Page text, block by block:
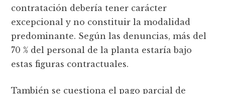
contratación debería tener carácter
excepcional y no constituir la modalidad
predominante. Según las denuncias, más del
70 % del personal de la planta estaría bajo
estas figuras contractuales.
También se cuestiona el pago parcial de